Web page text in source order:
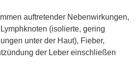
auftretender Nebenwirkungen,
(isolierte, gering
unter der Haut), Fieber,
der Leber einschließen